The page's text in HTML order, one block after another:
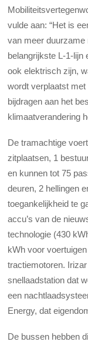
vulde aan: “Het is
van meer duurzame
belangrijkste L-1-lijn
ook elektrisch zijn,
wordt verplaatst
bijdragen aan het
klimaatverandering
De tramachtige
zitplaatsen, 1
en kunnen tot 75
deuren, 2 hellingen
toegankelijkheid te
accu’s van de
technologie (430
kWh voor
tractiemotoren.
snellaadstation dat
een
Energy, dat
De bussen hebben